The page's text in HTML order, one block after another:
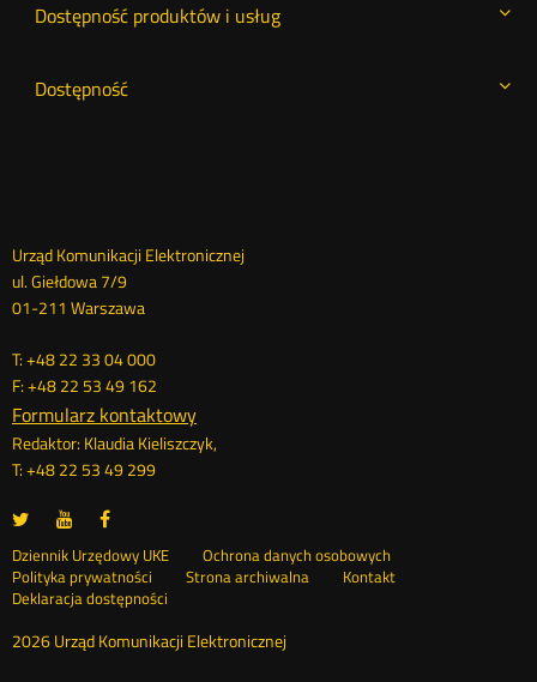
Dostępność produktów i usług
Dostępność
Dane
kontaktowe
Urząd Komunikacji Elektronicznej
ul. Giełdowa 7/9
01-211 Warszawa
T: +48 22 33 04 000
F: +48 22 53 49 162
Formularz kontaktowy
Redaktor: Klaudia Kieliszczyk,
T: +48 22 53 49 299
UKE
portalu
Twitter
Otwórz
nowym
oknie
UKE
portalu
Youtube
Otwórz
nowym
oknie
portalu
Facebook
nowym
oknie
Stopka
menu
Dziennik Urzędowy UKE Otwórz
Ochrona danych osobowych
Polityka prywatności
Otwórz
w
oknie
Strona archiwalna
Kontakt
Deklaracja dostępności
2026 Urząd Komunikacji Elektronicznej